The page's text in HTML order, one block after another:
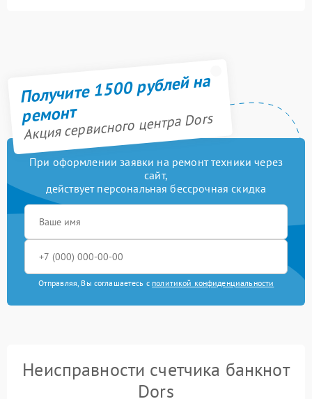
Получите 1500 рублей на
ремонт
Акция сервисного центра Dors
При оформлении заявки на ремонт техники через
сайт,
действует персональная бессрочная скидка
Отправляя, Вы соглашаетесь с политикой конфиденциальности
Неисправности счетчика банкнот
Dors